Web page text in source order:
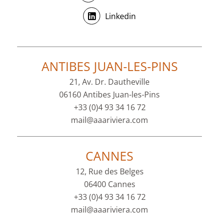
Linkedin
ANTIBES JUAN-LES-PINS
21, Av. Dr. Dautheville
06160 Antibes Juan-les-Pins
+33 (0)4 93 34 16 72
mail@aaariviera.com
CANNES
12, Rue des Belges
06400 Cannes
+33 (0)4 93 34 16 72
mail@aaariviera.com